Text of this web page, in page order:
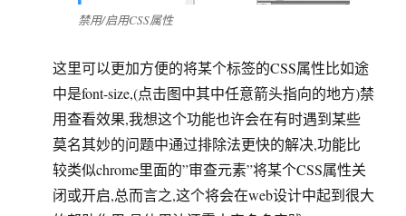
禁用/启用CSS属性
这里可以更加方便的将某个标签的CSS属性比如途
中是font-size,(点击图中其中任意箭头指向的地方)禁
用查看效果,我想这个功能也许会在有时遇到某些
莫名其妙的问题中通过排除法更快的解决,功能比
较类似chrome里面的”审查元素”将某个CSS属性关
闭或开启,总而言之,这个将会在web设计中起到很大